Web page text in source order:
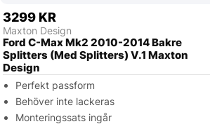
3299 KR
Maxton Design
Ford C-Max Mk2 2010-2014 Bakre
Splitters (Med Splitters) V.1 Maxton
Design
Perfekt passform
Behöver inte lackeras
Monteringssats ingår